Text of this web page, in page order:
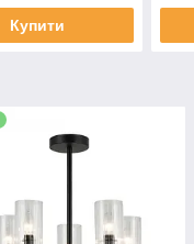
Купити